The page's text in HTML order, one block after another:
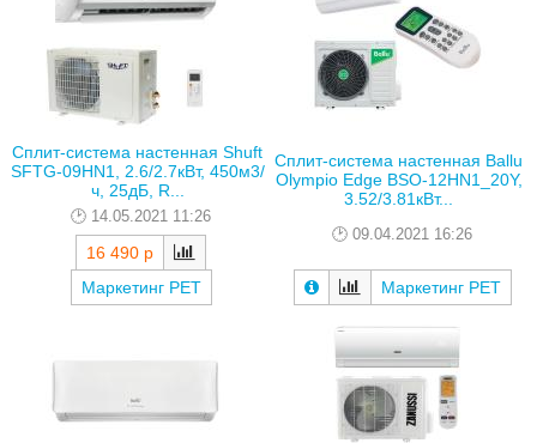
Сплит-система настенная Shuft
SFTG-09HN1, 2.6/2.7кВт, 450м3/
ч, 25дБ, R...
14.05.2021 11:26
16 490 р
Маркетинг РЕТ
Сплит-система настенная Ballu
Olympio Edge BSO-12HN1_20Y,
3.52/3.81кВт...
09.04.2021 16:26
Маркетинг РЕТ